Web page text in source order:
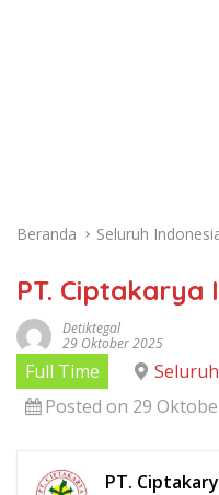
Beranda Seluruh
PT. Ciptakarya
Detiktegal
29 Oktober 2025
Full Time
Posted on 29
PT.